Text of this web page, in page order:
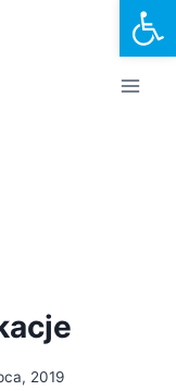
2019